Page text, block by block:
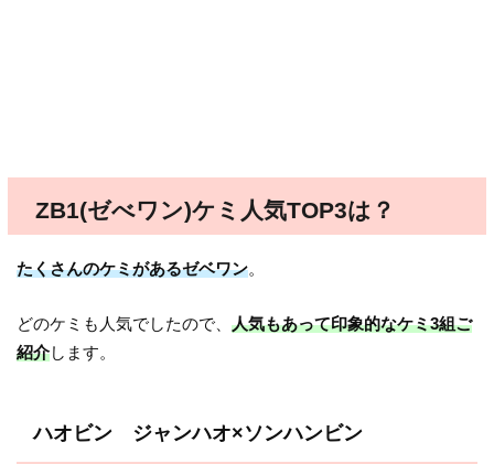
ZB1(ゼべワン)ケミ人気TOP3は？
たくさんのケミがあるゼベワン。
どのケミも人気でしたので、人気もあって印象的なケミ3組ご
紹介します。
ハオビン ジャンハオ×ソンハンビン